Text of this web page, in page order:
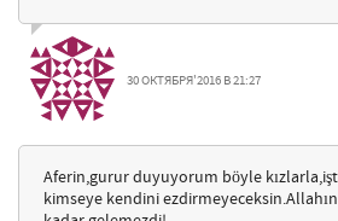
30 ОКТЯБРЯ'2016 В 21:27
Aferin,gurur duyuyorum böyle
kimseye kendini